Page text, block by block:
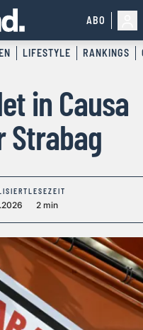
ABO
LIFESTYLE RANKINGS
in Causa
Strabag
LESEZEIT
2 min